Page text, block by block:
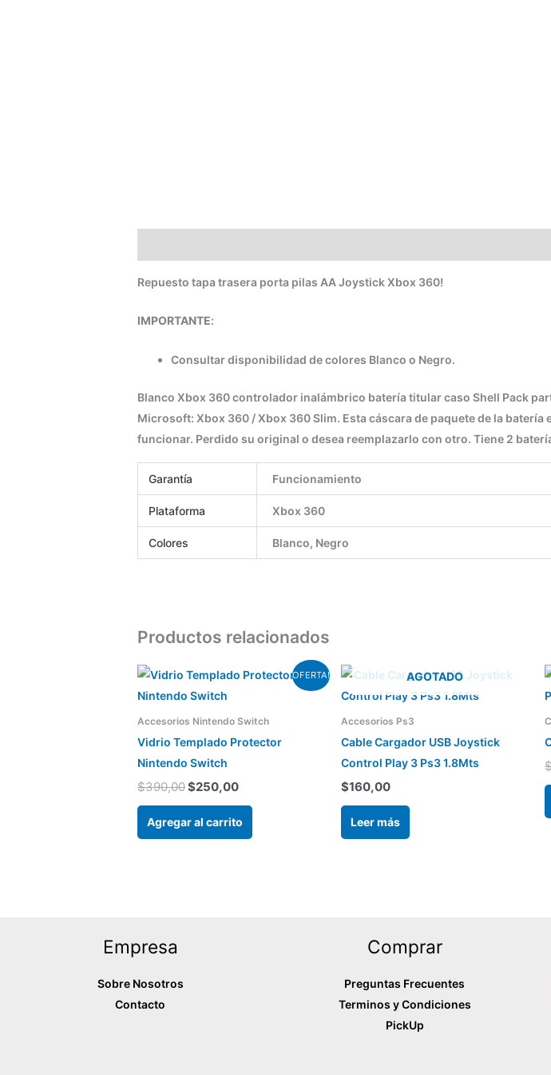
Repuesto tapa trasera porta pilas AA Joystick Xbox 360!
IMPORTANTE:
Consultar disponibilidad de colores Blanco o Negro.
Blanco Xbox 360 controlador inalámbrico batería titular caso Shell Pack
Microsoft: Xbox 360 / Xbox 360 Slim. Esta cáscara de paquete de la
funcionar. Perdido su original o desea reemplazarlo con otro. Tiene 2
Garantía Funcionamiento
Plataforma Xbox 360
Colores Blanco, Negro
Productos relacionados
OFERTA!
Accesorios Nintendo Switch
Vidrio Templado Protector
Nintendo Switch
$390,00
El
precio
original
era:
$250,00
El
es:
Agregar al carrito
AGOTADO
Accesorios Ps3
Cable Cargador USB Joystick
Control Play 3 Ps3 1.8Mts
$160,00
Leer más
Empresa
Sobre Nosotros
Contacto
Comprar
Preguntas Frecuentes
Terminos y Condiciones
PickUp